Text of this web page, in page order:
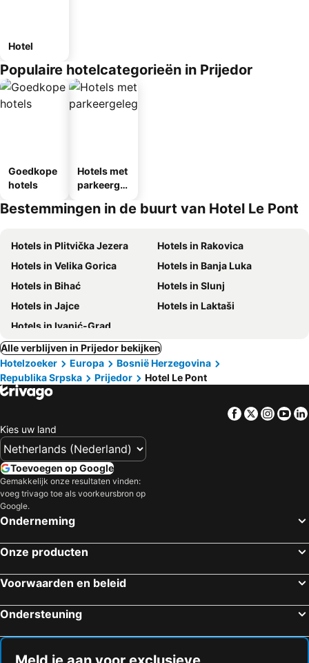
Hotel
Populaire hotelcategorieën in Prijedor
Goedkope
hotels
Hotels met
parkeergel
Bestemmingen in de buurt van Hotel Le Pont
Hotels in Plitvička Jezera
Hotels in Rakovica
Hotels in Velika Gorica
Hotels in Banja Luka
Hotels in Bihać
Hotels in Slunj
Hotels in Jajce
Hotels in Laktaši
Hotels in Ivanić-Grad
Alle verblijven in Prijedor bekijken
Hotelzoeker
Europa
Bosnië Herzegovina
Republika Srpska
Prijedor Hotel Le Pont
Facebook
Twitter
Kies uw land
Toevoegen op Google
Gemakkelijk onze resultaten vinden:
voeg trivago toe als voorkeursbron op
Google.
Onderneming
Onze producten
Voorwaarden en beleid
Ondersteuning